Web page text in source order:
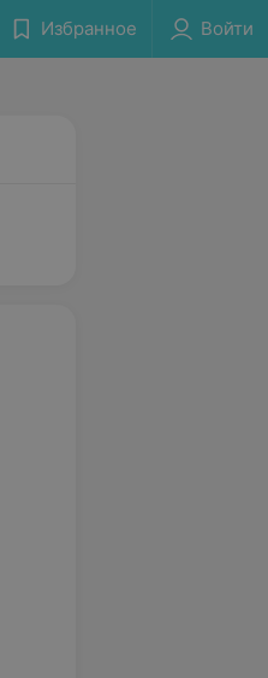
Избранное Войти